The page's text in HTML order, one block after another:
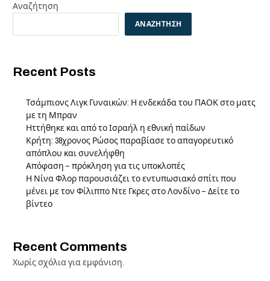
Αναζήτηση
ΑΝΑΖΉΤΗΣΗ
Recent Posts
Τσάμπιονς Λιγκ Γυναικών: Η ενδεκάδα του ΠΑΟΚ στο ματς
με τη Μπραν
Ηττήθηκε και από το Ισραήλ η εθνική παίδων
Κρήτη: 38χρονος Ρώσος παραβίασε το απαγορευτικό
απόπλου και συνελήφθη
Απόφαση – πρόκληση για τις υποκλοπές
Η Νίνα Φλορ παρουσιάζει το εντυπωσιακό σπίτι που
μένει με τον Φίλιππο Ντε Γκρες στο Λονδίνο – Δείτε το
βίντεο
Recent Comments
Χωρίς σχόλια για εμφάνιση.